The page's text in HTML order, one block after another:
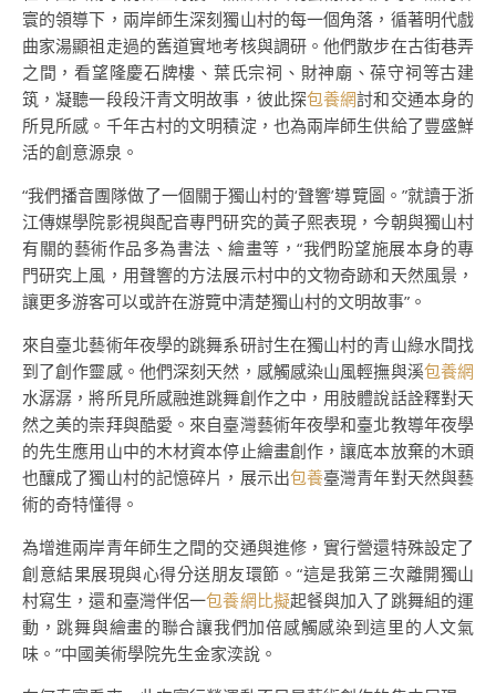
寰的領導下，兩岸師生深刻獨山村的每一個角落，循著明代戲
曲家湯顯祖走過的舊道實地考核與調研。他們散步在古街巷弄
之間，看望隆慶石牌樓、葉氏宗祠、財神廟、葆守祠等古建
筑，凝聽一段段汗青文明故事，彼此探包養網討和交通本身的
所見所感。千年古村的文明積淀，也為兩岸師生供給了豐盛鮮
活的創意源泉。
“我們播音團隊做了一個關于獨山村的‘聲響’導覽圖。”就讀于浙
江傳媒學院影視與配音專門研究的黃子熙表現，今朝與獨山村
有關的藝術作品多為書法、繪畫等，“我們盼望施展本身的專
門研究上風，用聲響的方法展示村中的文物奇跡和天然風景，
讓更多游客可以或許在游覽中清楚獨山村的文明故事”。
來自臺北藝術年夜學的跳舞系研討生在獨山村的青山綠水間找
到了創作靈感。他們深刻天然，感觸感染山風輕撫與溪包養網
水潺潺，將所見所感融進跳舞創作之中，用肢體說話詮釋對天
然之美的崇拜與酷愛。來自臺灣藝術年夜學和臺北教導年夜學
的先生應用山中的木材資本停止繪畫創作，讓底本放棄的木頭
也釀成了獨山村的記憶碎片，展示出包養臺灣青年對天然與藝
術的奇特懂得。
為增進兩岸青年師生之間的交通與進修，實行營還特殊設定了
創意結果展現與心得分送朋友環節。“這是我第三次離開獨山
村寫生，還和臺灣伴侶一包養網比擬起餐與加入了跳舞組的運
動，跳舞與繪畫的聯合讓我們加倍感觸感染到這里的人文氣
味。”中國美術學院先生金家湙說。